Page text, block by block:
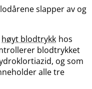
slapper av og
høyt blodtrykk hos
blodtrykket
og som
alle tre